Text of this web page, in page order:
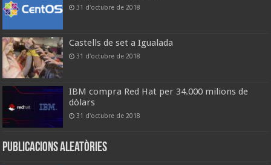
31 d'octubre de 2018
Castells de set a Igualada
31 d'octubre de 2018
IBM compra Red Hat per 34.000 milions de
dòlars
31 d'octubre de 2018
Publicacions aleatòries